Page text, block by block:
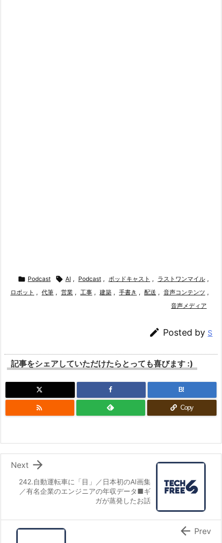
 Podcast  AI , Podcast , ポッドキャスト , ラストワンマイル ,
ロボット , 代筆 , 営業 , 工事 , 建築 , 手書き , 配送 , 音声コンテンツ ,
音声メディア
 Posted by S
記事をシェアしていただけたらとっても喜びます :)
B!
 Copy
242.自動運転車に「目」／日本初のAI画集
／有名企業のエンジニアの年収データ■ギ
ガが蒸発したお話

Next
 Prev